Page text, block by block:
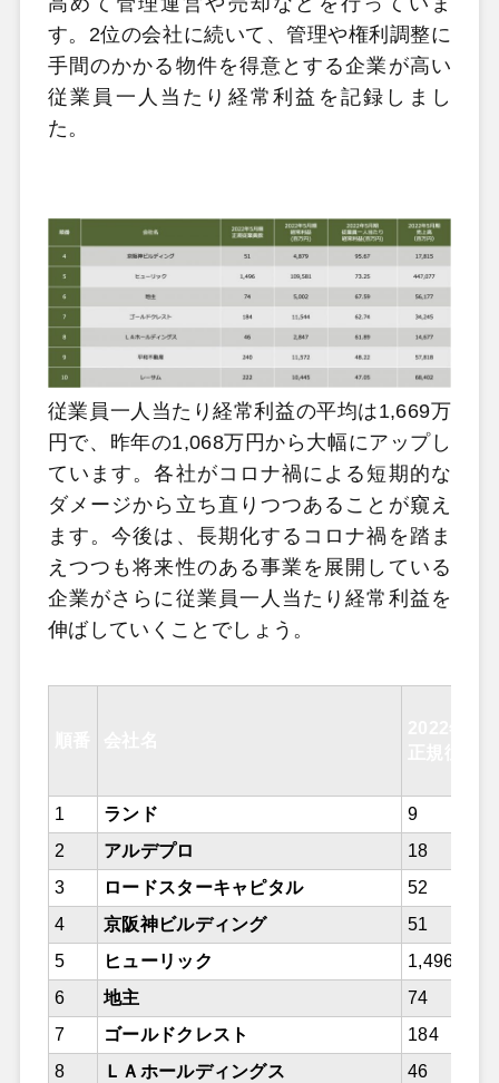
す。2位の会社に続いて、管理や権利調整に
手間のかかる物件を得意とする企業が高い
従業員一人当たり経常利益を記録しまし
た。
従業員一人当たり経常利益の平均は1,669万
円で、昨年の1,068万円から大幅にアップし
ています。各社がコロナ禍による短期的な
ダメージから立ち直りつつあることが窺え
ます。今後は、長期化するコロナ禍を踏ま
えつつも将来性のある事業を展開している
企業がさらに従業員一人当たり経常利益を
伸ばしていくことでしょう。
1 ランド
9
2
アルデプロ
18
3
ロードスターキャピタル
52
4
京阪神ビルディング
51
5
ヒューリック
1,496
6
地主
74
7
ゴールドクレスト
184
8
ＬＡホールディングス
46